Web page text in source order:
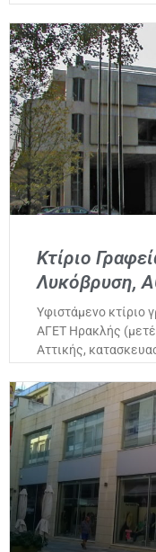
Κτίριο
Λυκόβρυση,
Υφιστάμενο κτίριο
ΑΓΕΤ Ηρακλής
Αττικής,